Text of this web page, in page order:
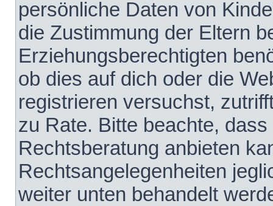
persönliche Daten von
die Zustimmung der Eltern
Erziehungsberechtigten
ob dies auf dich oder die
registrieren versuchst,
zu Rate. Bitte beachte,
Rechtsberatung anbieten
Rechtsangelegenheiten
weiter unten behandelt